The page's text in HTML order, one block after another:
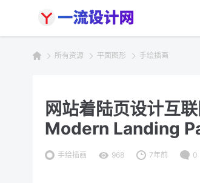
所有资源 平面图形 手绘插画
网站着陆页设计互
Modern Landing
手绘插画 968 7年前 0